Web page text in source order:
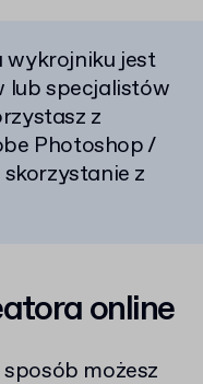
wykrojniku jest
lub specjalistów
z
Photoshop /
z
online
możesz